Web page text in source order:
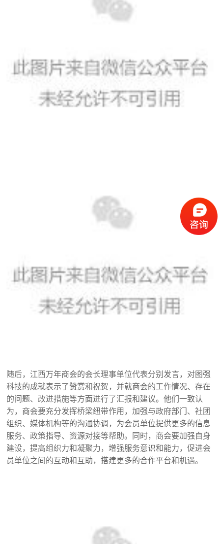
随后，江西万年商会的会长理事单位代表分别发言，对图强
科技的成就表示了赞赏和祝贺，并就商会的工作情况、存在
的问题、改进措施等方面进行了汇报和建议。他们一致认
为，商会要充分发挥桥梁纽带作用，加强与政府部门、社团
组织、媒体机构等的沟通协调，为会员单位提供更多的信息
服务、政策指导、资源对接等帮助。同时，商会要加强自身
建设，提高组织力和凝聚力，增强服务意识和能力，促进会
员单位之间的互动和互助，搭建更多的合作平台和机遇。